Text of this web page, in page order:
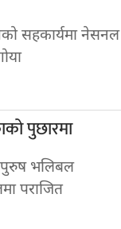
सहकार्यमा नेसनल
पुछारमा
पुरुष भलिबल
पराजित